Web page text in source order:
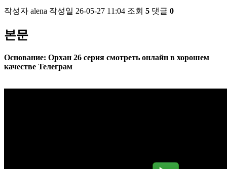
작성자 alena 작성일 26-05-27 11:04 조회 5 댓글 0
본문
Основание: Орхан 26 серия смотреть онлайн в хорошем
качестве Телеграм